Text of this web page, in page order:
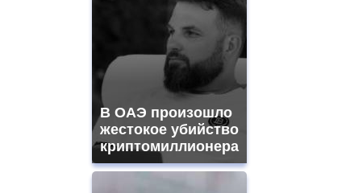
В ОАЭ произошло
жестокое убийство
криптомиллионера